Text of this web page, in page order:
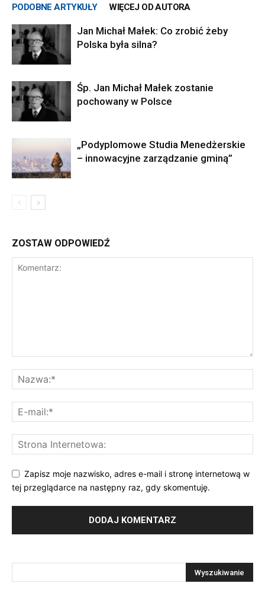
PODOBNE ARTYKUŁY WIĘCEJ OD AUTORA
Jan Michał Małek: Co zrobić żeby
Polska była silna?
Śp. Jan Michał Małek zostanie
pochowany w Polsce
„Podyplomowe Studia Menedżerskie
– innowacyjne zarządzanie gminą”
ZOSTAW ODPOWIEDŹ
Zapisz moje nazwisko, adres e-mail i stronę internetową w
tej przeglądarce na następny raz, gdy skomentuję.